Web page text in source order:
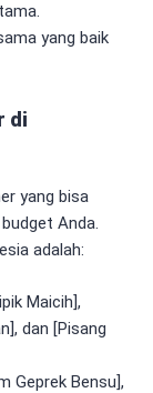
yang baik
di
yang bisa
Anda.
adalah:
Maicih],
dan [Pisang
Geprek Bensu],